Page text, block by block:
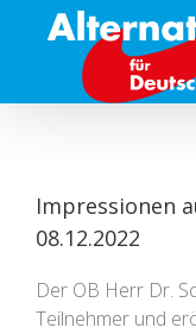
Impressionen
08.12.2022
Der OB Herr Dr.
Teilnehmer und